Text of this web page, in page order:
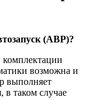
(АВР)?
комплектации
возможна и
выполняет
в таком случае